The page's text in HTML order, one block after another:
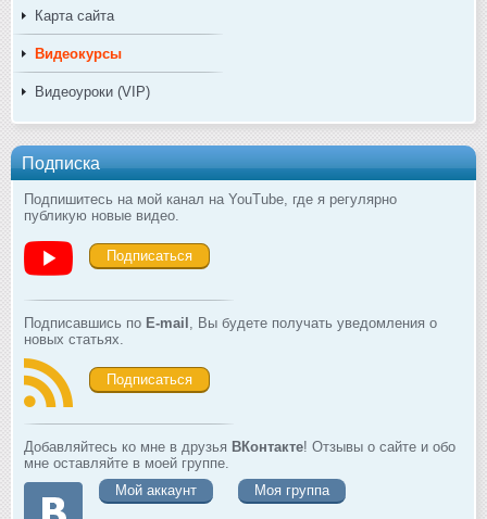
Карта сайта
Видеокурсы
Видеоуроки (VIP)
Подписка
Подпишитесь на мой канал на YouTube, где я регулярно
публикую новые видео.
Подписаться
Подписавшись по E-mail , Вы будете получать уведомления о
новых статьях.
Подписаться
Добавляйтесь ко мне в друзья ВКонтакте! Отзывы о сайте и обо
мне оставляйте в моей группе.
Мой аккаунт
Моя группа